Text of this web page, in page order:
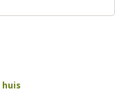
huis